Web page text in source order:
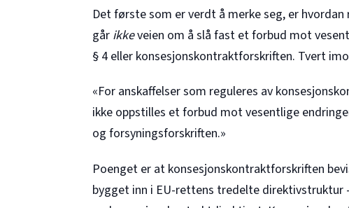
Det første som er verdt å merke seg, er
går ikkeveien om å slå fast et forbud mot
§ 4 eller konsesjonskontraktforskriften. Tvert
«For anskaffelser som reguleres av
ikke oppstilles et forbud mot vesentlige
og forsyningsforskriften.»
Poenget er at konsesjonskontraktforskriften
bygget inn i EU-rettens tredelte